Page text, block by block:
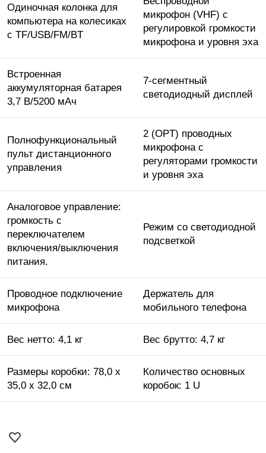
Одиночная колонка для
компьютера на колесиках
с TF/USB/FM/BT
микрофон (VHF) с
регулировкой громкости
микрофона и уровня эха
Встроенная
аккумуляторная батарея
3,7 В/5200 мАч
7-сегментный
светодиодный дисплей
Полнофункциональный
пульт дистанционного
управления
2 (OPT) проводных
микрофона с
регуляторами громкости
и уровня эха
Аналоговое управление:
громкость с
переключателем
включения/выключения
питания.
Режим со светодиодной
подсветкой
Проводное подключение
микрофона
Держатель для
мобильного телефона
Вес нетто: 4,1 кг Вес брутто: 4,7 кг
Размеры коробки: 78,0 x
35,0 x 32,0 см
Количество основных
коробок: 1 U